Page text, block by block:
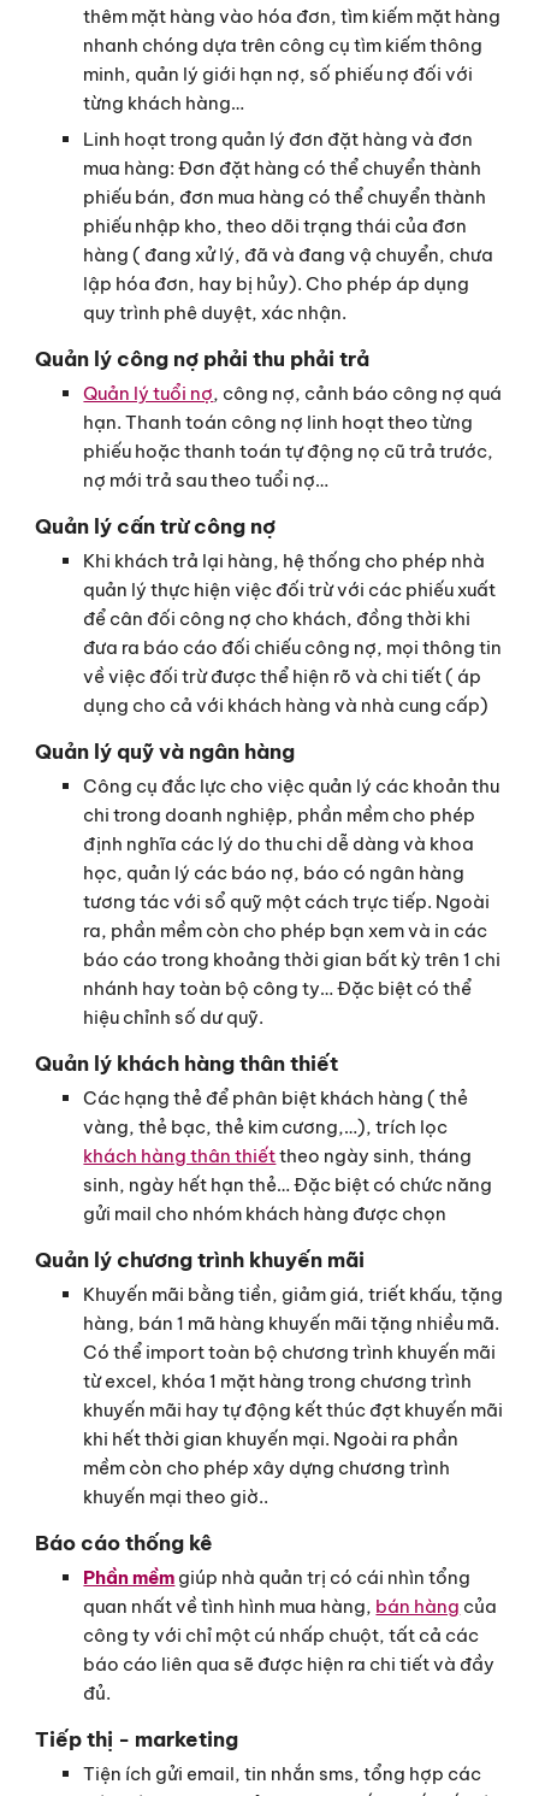
thêm mặt hàng vào hóa đơn, tìm kiếm mặt hàng
nhanh chóng dựa trên công cụ tìm kiếm thông
minh, quản lý giới hạn nợ, số phiếu nợ đối với
từng khách hàng…
Linh hoạt trong quản lý đơn đặt hàng và đơn
mua hàng: Đơn đặt hàng có thể chuyển thành
phiếu bán, đơn mua hàng có thể chuyển thành
phiếu nhập kho, theo dõi trạng thái của đơn
hàng ( đang xử lý, đã và đang vậ chuyển, chưa
lập hóa đơn, hay bị hủy). Cho phép áp dụng
quy trình phê duyệt, xác nhận.
Quản lý công nợ phải thu phải trả
Quản lý tuổi nợ, công nợ, cảnh báo công nợ quá
hạn. Thanh toán công nợ linh hoạt theo từng
phiếu hoặc thanh toán tự động nọ cũ trả trước,
nợ mới trả sau theo tuổi nợ…
Quản lý cấn trừ công nợ
Khi khách trả lại hàng, hệ thống cho phép nhà
quản lý thực hiện việc đối trừ với các phiếu xuất
để cân đối công nợ cho khách, đồng thời khi
đưa ra báo cáo đối chiếu công nợ, mọi thông tin
về việc đối trừ được thể hiện rõ và chi tiết ( áp
dụng cho cả với khách hàng và nhà cung cấp)
Quản lý quỹ và ngân hàng
Công cụ đắc lực cho việc quản lý các khoản thu
chi trong doanh nghiệp, phần mềm cho phép
định nghĩa các lý do thu chi dễ dàng và khoa
học, quản lý các báo nợ, báo có ngân hàng
tương tác với sổ quỹ một cách trực tiếp. Ngoài
ra, phần mềm còn cho phép bạn xem và in các
báo cáo trong khoảng thời gian bất kỳ trên 1 chi
nhánh hay toàn bộ công ty… Đặc biệt có thể
hiệu chỉnh số dư quỹ.
Quản lý khách hàng thân thiết
Các hạng thẻ để phân biệt khách hàng ( thẻ
vàng, thẻ bạc, thẻ kim cương,…), trích lọc
khách hàng thân thiếttheo ngày sinh, tháng
sinh, ngày hết hạn thẻ… Đặc biệt có chức năng
gửi mail cho nhóm khách hàng được chọn
Quản lý chương trình khuyến mãi
Khuyến mãi bằng tiền, giảm giá, triết khấu, tặng
hàng, bán 1 mã hàng khuyến mãi tặng nhiều mã.
Có thể import toàn bộ chương trình khuyến mãi
từ excel, khóa 1 mặt hàng trong chương trình
khuyến mãi hay tự động kết thúc đợt khuyến mãi
khi hết thời gian khuyến mại. Ngoài ra phần
mềm còn cho phép xây dựng chương trình
khuyến mại theo giờ..
Báo cáo thống kê
Phần mềm giúp nhà quản trị có cái nhìn tổng
quan nhất về tình hình mua hàng, bán hàng của
công ty với chỉ một cú nhấp chuột, tất cả các
báo cáo liên qua sẽ được hiện ra chi tiết và đầy
đủ.
Tiếp thị - marketing
Tiện ích gửi email, tin nhắn sms, tổng hợp các